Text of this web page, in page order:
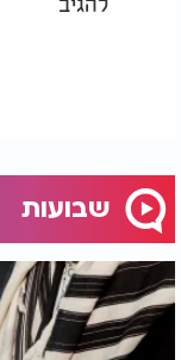
אחד לא ידע
הצדק
החלטתה לשוב
"חייך קודמים".
הליכה בנתיב
להעפיל אל
שבועות